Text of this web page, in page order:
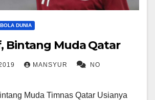
DUNIA
Bintang Muda Qatar
MANSYUR NO
Muda Timnas Qatar Usianya